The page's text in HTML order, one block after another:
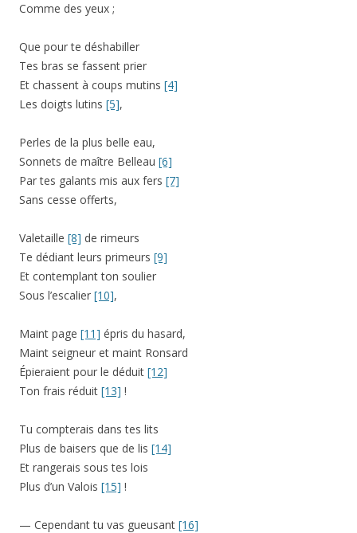
Comme des yeux ;
Que pour te déshabiller
Tes bras se fassent prier
Et chassent à coups mutins [4]
Les doigts lutins [5],
Perles de la plus belle eau,
Sonnets de maître Belleau [6]
Par tes galants mis aux fers [7]
Sans cesse offerts,
Valetaille [8] de rimeurs
Te dédiant leurs primeurs [9]
Et contemplant ton soulier
Sous l’escalier [10],
Maint page [11] épris du hasard,
Maint seigneur et maint Ronsard
Épieraient pour le déduit [12]
Ton frais réduit [13] !
Tu compterais dans tes lits
Plus de baisers que de lis [14]
Et rangerais sous tes lois
Plus d’un Valois [15] !
— Cependant tu vas gueusant [16]